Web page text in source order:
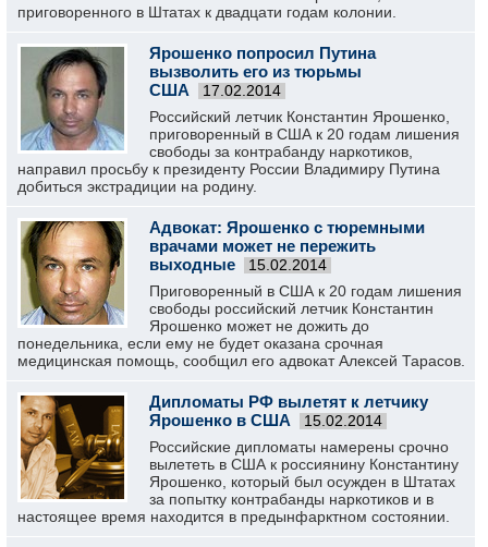
приговоренного в Штатах к двадцати годам колонии.
Ярошенко попросил Путина
вызволить его из тюрьмы
США
17.02.2014
Российский летчик Константин Ярошенко,
приговоренный в США к 20 годам лишения
свободы за контрабанду наркотиков,
направил просьбу к президенту России Владимиру Путина
добиться экстрадиции на родину.
Адвокат: Ярошенко с тюремными
врачами может не пережить
выходные
15.02.2014
Приговоренный в США к 20 годам лишения
свободы российский летчик Константин
Ярошенко может не дожить до
понедельника, если ему не будет оказана срочная
медицинская помощь, сообщил его адвокат Алексей Тарасов.
Дипломаты РФ вылетят к летчику
Ярошенко в США
15.02.2014
Российские дипломаты намерены срочно
вылететь в США к россиянину Константину
Ярошенко, который был осужден в Штатах
за попытку контрабанды наркотиков и в
настоящее время находится в предынфарктном состоянии.